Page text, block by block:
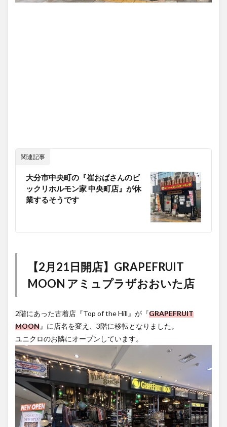
関連記事
大分市中央町の『崔おばさんのビ
ックリホルモン家 中央町店』が休
業するそうです
【2月21日開店】GRAPEFRUIT
MOON アミュプラザおおいた店
2階にあった古着店『Top of the Hill』が『GRAPEFRUIT
MOON』に店名を変え、3階に移転となりました。
ユニクロのお隣にオープンしています。